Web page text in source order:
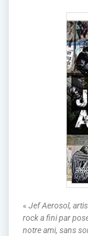
« Jef Aerosol,
rock a fini par
notre ami, sans